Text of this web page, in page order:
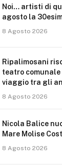
Noi… artisti di
agosto la
8 Agosto 2026
Ripalimosani
teatro
viaggio tra gli
8 Agosto 2026
Nicola Balice
Mare Molise
8 Agosto 2026